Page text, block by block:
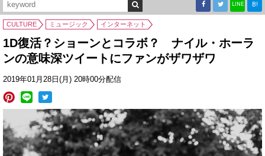
LINE B!
CULTURE ミュージック インターネット
1D復活？ショーンとコラボ？ ナイル・ホーラ
ンの意味深ツイートにファンがザワザワ
2019年01月28日(月) 20時00分配信